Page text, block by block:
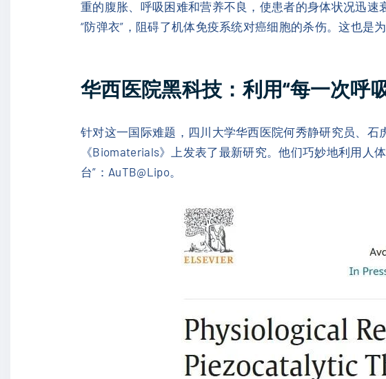
重的腹胀、呼吸困难和营养不良，使患者的身体状况迅
“防弹衣”，阻碍了机体免疫系统对癌细胞的杀伤。这也是
华西医院黑科技：利用“每一次呼
针对这一国际难题，四川大学华西医院何秀静研究员、
《Biomaterials》上发表了最新研究。他们巧妙地利用人
台”：AuTB@Lipo。